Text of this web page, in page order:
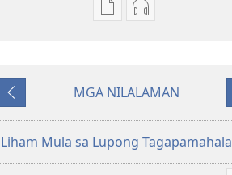
Opsiyon
ng
Aral
Opsiyon
ng
Mga
Aral
Nauna
MGA NILALAMAN
Liham Mula sa Lupong Tagapamahala